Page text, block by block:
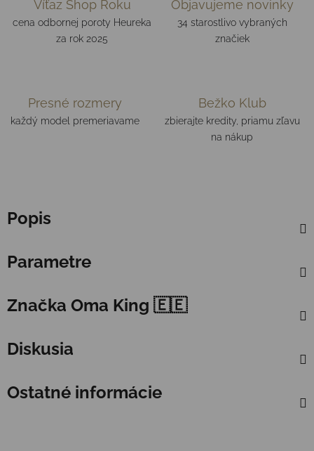
Víťaz Shop Roku
cena odbornej poroty Heureka
za rok 2025
Objavujeme novinky
34 starostlivo vybraných
značiek
Presné rozmery
každý model premeriavame
Bežko Klub
zbierajte kredity, priamu zľavu
na nákup
Popis
Parametre
Značka Oma King 🇪🇪
Diskusia
Ostatné informácie